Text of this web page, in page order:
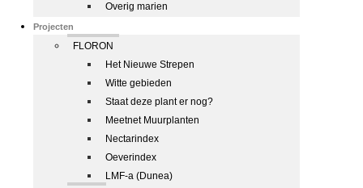
Overig marien
Projecten
FLORON
Het Nieuwe Strepen
Witte gebieden
Staat deze plant er nog?
Meetnet Muurplanten
Nectarindex
Oeverindex
LMF-a (Dunea)